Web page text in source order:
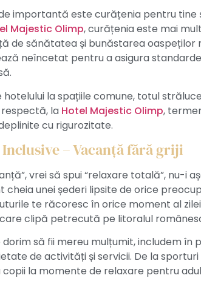
importantă este curățenia pentru tine
Majestic Olimp, curățenia este mai
de sănătatea și bunăstarea oaspeților
neîncetat pentru a asigura
hotelului la spațiile comune, totul
la Hotel Majestic Olimp,
cu rigurozitate.
– Vacanță fără griji
vrei să spui “relaxare totală”, nu-i
cheia unei șederi lipsite de orice
te răcoresc în orice moment al
clipă petrecută pe litoralul
dorim să fii mereu mulțumit, includem în
de activități și servicii. De la
la momente de relaxare pentru